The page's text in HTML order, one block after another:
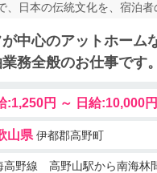
日本の伝統文化を、宿泊
中心のアットホーム
務全般のお仕事です。
山県伊都郡高野町
高野線 高野山駅から南海林